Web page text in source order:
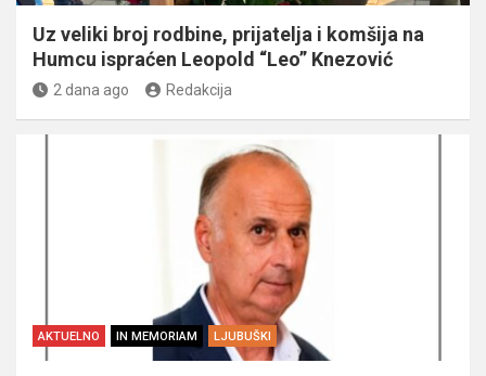
Uz veliki broj rodbine, prijatelja i komšija na
Humcu ispraćen Leopold “Leo” Knezović
2 dana ago Redakcija
AKTUELNO IN MEMORIAM LJUBUŠKI